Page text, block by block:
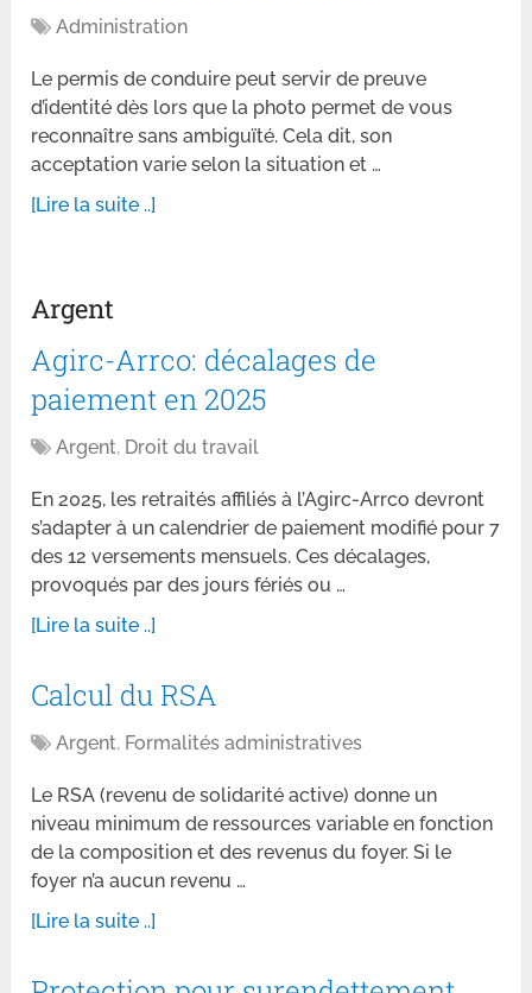
Administration
Le permis de conduire peut servir de preuve
d’identité dès lors que la photo permet de vous
reconnaître sans ambiguïté. Cela dit, son
acceptation varie selon la situation et …
[Lire la suite ..]
Argent
Agirc-Arrco: décalages de
paiement en 2025
Argent, Droit du travail
En 2025, les retraités affiliés à l’Agirc-Arrco devront
s’adapter à un calendrier de paiement modifié pour 7
des 12 versements mensuels. Ces décalages,
provoqués par des jours fériés ou …
[Lire la suite ..]
Calcul du RSA
Argent, Formalités administratives
Le RSA (revenu de solidarité active) donne un
niveau minimum de ressources variable en fonction
de la composition et des revenus du foyer. Si le
foyer n’a aucun revenu …
[Lire la suite ..]